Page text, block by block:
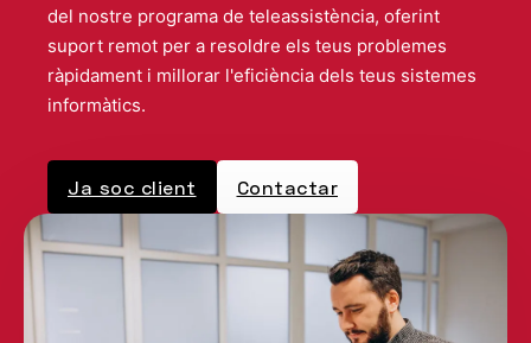
del nostre programa de teleassistència, oferint
suport remot per a resoldre els teus problemes
ràpidament i millorar l'eficiència dels teus sistemes
informàtics.
Ja soc client Contactar